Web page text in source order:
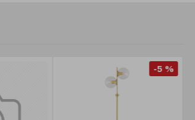
-5 %